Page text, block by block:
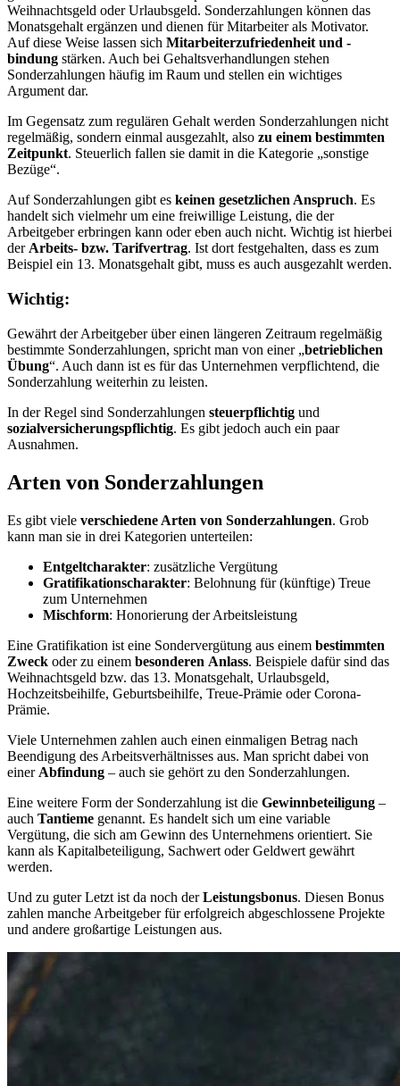
Weihnachtsgeld oder Urlaubsgeld. Sonderzahlungen können das
Monatsgehalt ergänzen und dienen für Mitarbeiter als Motivator.
Auf diese Weise lassen sich Mitarbeiterzufriedenheit und -
bindung stärken. Auch bei Gehaltsverhandlungen stehen
Sonderzahlungen häufig im Raum und stellen ein wichtiges
Argument dar.
Im Gegensatz zum regulären Gehalt werden Sonderzahlungen nicht
regelmäßig, sondern einmal ausgezahlt, also zu einem bestimmten
Zeitpunkt. Steuerlich fallen sie damit in die Kategorie „sonstige
Bezüge“.
Auf Sonderzahlungen gibt es keinen gesetzlichen Anspruch. Es
handelt sich vielmehr um eine freiwillige Leistung, die der
Arbeitgeber erbringen kann oder eben auch nicht. Wichtig ist hierbei
der Arbeits- bzw. Tarifvertrag. Ist dort festgehalten, dass es zum
Beispiel ein 13. Monatsgehalt gibt, muss es auch ausgezahlt werden.
Wichtig:
Gewährt der Arbeitgeber über einen längeren Zeitraum regelmäßig
bestimmte Sonderzahlungen, spricht man von einer „betrieblichen
Übung“. Auch dann ist es für das Unternehmen verpflichtend, die
Sonderzahlung weiterhin zu leisten.
In der Regel sind Sonderzahlungen steuerpflichtig und
sozialversicherungspflichtig. Es gibt jedoch auch ein paar
Ausnahmen.
Arten von Sonderzahlungen
Es gibt viele verschiedene Arten von Sonderzahlungen. Grob
kann man sie in drei Kategorien unterteilen:
Entgeltcharakter: zusätzliche Vergütung
Gratifikationscharakter: Belohnung für (künftige) Treue
zum Unternehmen
Mischform: Honorierung der Arbeitsleistung
Eine Gratifikation ist eine Sondervergütung aus einem bestimmten
Zweck oder zu einem besonderen Anlass. Beispiele dafür sind das
Weihnachtsgeld bzw. das 13. Monatsgehalt, Urlaubsgeld,
Hochzeitsbeihilfe, Geburtsbeihilfe, Treue-Prämie oder Corona-
Prämie.
Viele Unternehmen zahlen auch einen einmaligen Betrag nach
Beendigung des Arbeitsverhältnisses aus. Man spricht dabei von
einer Abfindung – auch sie gehört zu den Sonderzahlungen.
Eine weitere Form der Sonderzahlung ist die Gewinnbeteiligung –
auch Tantieme genannt. Es handelt sich um eine variable
Vergütung, die sich am Gewinn des Unternehmens orientiert. Sie
kann als Kapitalbeteiligung, Sachwert oder Geldwert gewährt
werden.
Und zu guter Letzt ist da noch derLeistungsbonus. Diesen Bonus
zahlen manche Arbeitgeber für erfolgreich abgeschlossene Projekte
und andere großartige Leistungen aus.